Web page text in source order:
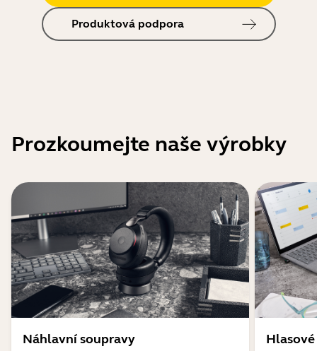
Produktová podpora
Prozkoumejte naše výrobky
Náhlavní soupravy